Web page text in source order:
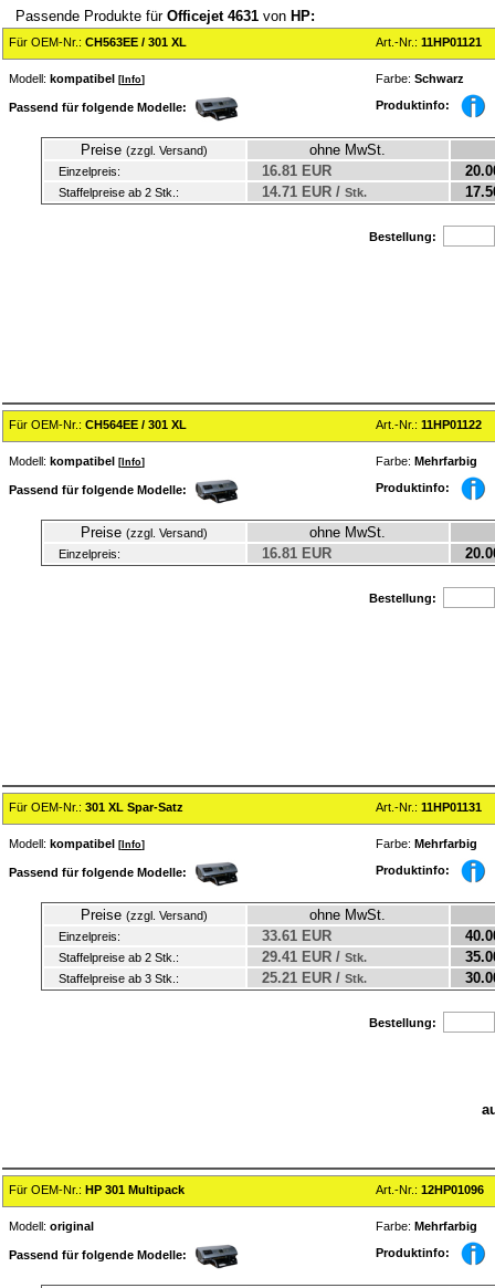
Passende Produkte für Officejet 4631 von HP:
Für OEM-Nr.: CH563EE / 301 XL Art.-Nr.: 11HP01121
Modell: kompatibel [ Info] Farbe: Schwarz
Passend für folgende Modelle: Produktinfo:
Preise (zzgl. Versand) ohne MwSt.
Einzelpreis: 16.81 EUR
Staffelpreise ab 2 Stk.: 14.71 EUR / Stk.
Bestellung:
Für OEM-Nr.: CH564EE / 301 XL Art.-Nr.: 11HP01122
Modell: kompatibel [ Info] Farbe: Mehrfarbig
Passend für folgende Modelle: Produktinfo:
Preise (zzgl. Versand) ohne MwSt.
Einzelpreis: 16.81 EUR
Bestellung:
Für OEM-Nr.: 301 XL Spar-Satz Art.-Nr.: 11HP01131
Modell: kompatibel [ Info] Farbe: Mehrfarbig
Passend für folgende Modelle: Produktinfo:
Preise (zzgl. Versand) ohne MwSt.
Einzelpreis: 33.61 EUR
Staffelpreise ab 2 Stk.: 29.41 EUR / Stk.
Staffelpreise ab 3 Stk.: 25.21 EUR / Stk.
Bestellung:
Für OEM-Nr.: HP 301 Multipack Art.-Nr.: 12HP01096
Modell: original Farbe: Mehrfarbig
Passend für folgende Modelle: Produktinfo: